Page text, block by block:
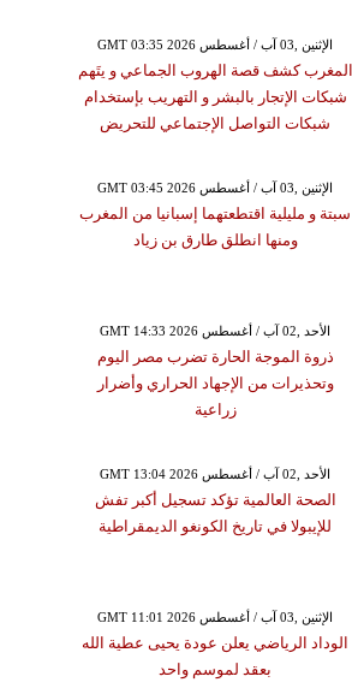
GMT 03:35 2026 الإثنين ,03 آب / أغسطس
المغرب كشف قصة الهروب الجماعي و يتَهم
شبكات الإتجار بالبشر و التهريب بإستخدام
شبكات التواصل الإجتماعي للتحريض
GMT 03:45 2026 الإثنين ,03 آب / أغسطس
سبتة و مليلية اقتطعتهما إسبانيا من المغرب
ومنها انطلق طارق بن زياد
GMT 14:33 2026 الأحد ,02 آب / أغسطس
ذروة الموجة الحارة تضرب مصر اليوم
وتحذيرات من الإجهاد الحراري وأضرار
زراعية
GMT 13:04 2026 الأحد ,02 آب / أغسطس
الصحة العالمية تؤكد تسجيل أكبر تفش
للإيبولا في تاريخ الكونغو الديمقراطية
GMT 11:01 2026 الإثنين ,03 آب / أغسطس
الوداد الرياضي يعلن عودة يحيى عطية الله
بعقد لموسم واحد